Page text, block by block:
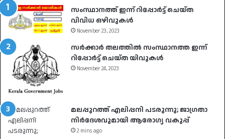
സംസ്ഥാനത്ത് ഇന്ന് റിപ്പോർട്ട് ചെയ്ത
വിവിധ ഒഴിവുകൾ
November 23, 2023
സർക്കാർ തലത്തിൽ സംസ്ഥാനത്ത ഇന്ന്
റിപ്പോർട്ട് ചെയ്ത യിവുകൾ
November 24, 2023
മലപ്പുറത്ത് എലിപ്പനി പടരുന്നു; ജാഗ്രതാ
നിർദേശവുമായി ആരോഗ്യ വകുപ്പ്
2 mins ago